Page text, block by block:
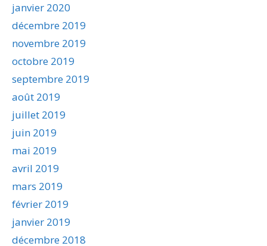
janvier 2020
décembre 2019
novembre 2019
octobre 2019
septembre 2019
août 2019
juillet 2019
juin 2019
mai 2019
avril 2019
mars 2019
février 2019
janvier 2019
décembre 2018